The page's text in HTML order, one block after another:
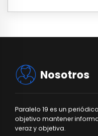
Nosotros
Paralelo 19 es un
objetivo mantener
veraz y objetiva.